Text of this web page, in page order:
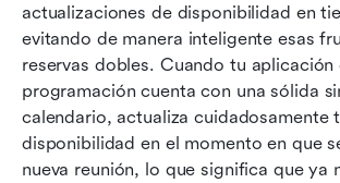
actualizaciones de disponibilidad en
evitando de manera inteligente esas
reservas dobles. Cuando tu aplicación
programación cuenta con una sólida
calendario, actualiza cuidadosamente
disponibilidad en el momento en que
nueva reunión, lo que significa que ya